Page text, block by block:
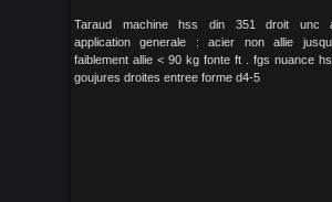
Taraud machine hss din 351 droit unc
application generale : acier non allie
faiblement allie < 90 kg fonte ft . fgs nuance
goujures droites entree forme d4-5